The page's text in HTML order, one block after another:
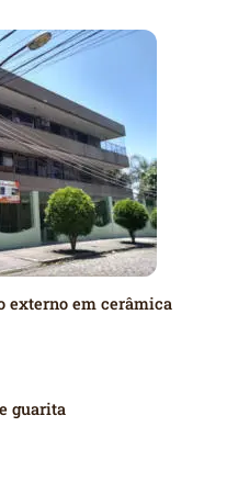
externo em cerâmica
guarita